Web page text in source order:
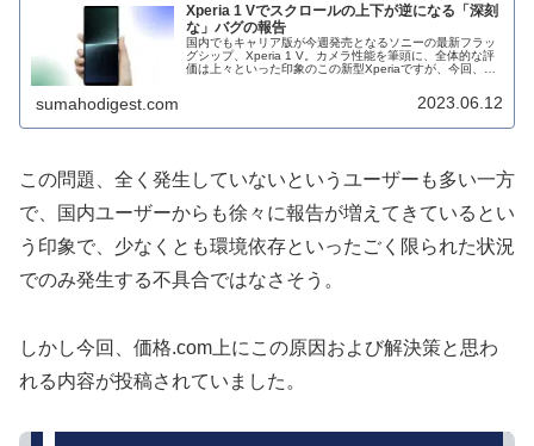
Xperia 1 Vでスクロールの上下が逆になる「深刻
な」バグの報告
国内でもキャリア版が今週発売となるソニーの最新フラッ
グシップ、Xperia 1 V。カメラ性能を筆頭に、全体的な評
価は上々といった印象のこの新型Xperiaですが、今回、
sumahodigest.com 2023.06.12
この問題、全く発生していないというユーザーも多い一方
で、国内ユーザーからも徐々に報告が増えてきているとい
う印象で、少なくとも環境依存といったごく限られた状況
でのみ発生する不具合ではなさそう。
しかし今回、価格.com上にこの原因および解決策と思わ
れる内容が投稿されていました。